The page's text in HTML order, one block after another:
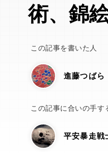
術、錦
この記事を書いた人
進藤つばら
この記事に合いの手す
平安暴走